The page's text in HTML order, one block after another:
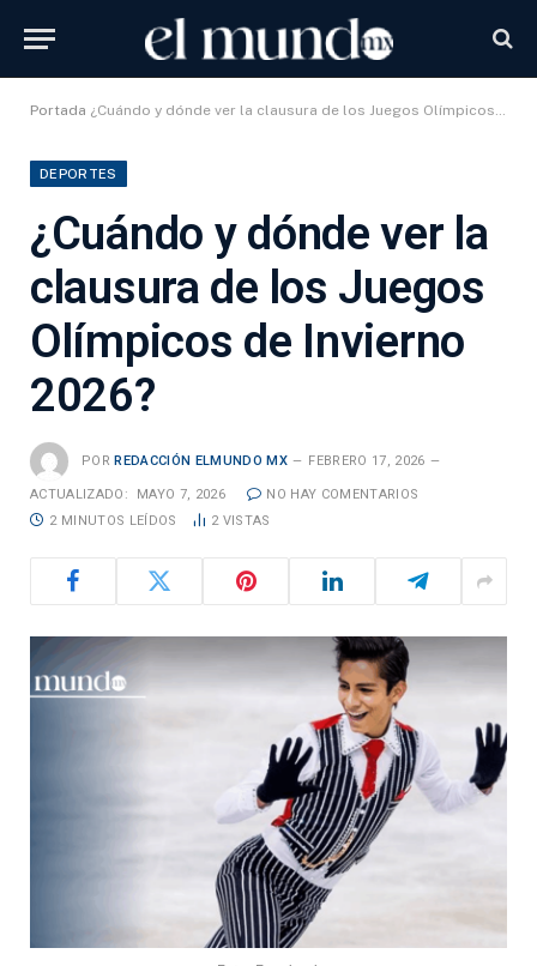
Portada ¿Cuándo y dónde ver la clausura de los Juegos Olímpicos de Invierno 2026?
DEPORTES
¿Cuándo y dónde ver la
clausura de los Juegos
Olímpicos de Invierno
2026?
POR REDACCIÓN ELMUNDO MX FEBRERO 17, 2026
ACTUALIZADO: MAYO 7, 2026
NO HAY COMENTARIOS
2 MINUTOS LEÍDOS
2 VISTAS